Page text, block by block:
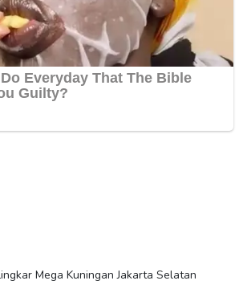
Mega Kuningan Jakarta Selatan